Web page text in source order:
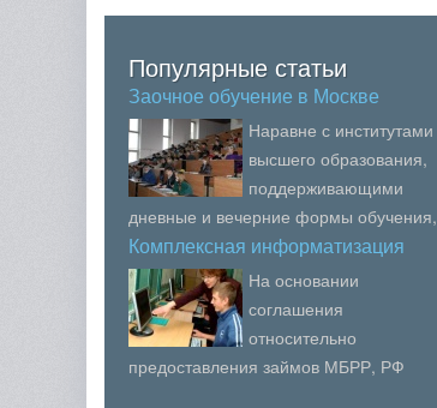
Популярные статьи
Заочное обучение в Москве
Наравне с институтами
высшего образования,
поддерживающими
дневные и вечерние формы обучения,
все больше появляется учебных
заведений, дающих возможно...
Комплексная информатизация
сис…
На основании
соглашения
относительно
предоставления займов МБРР, РФ